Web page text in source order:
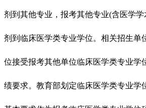
剂到其他专业，报考其他专业(含医学
剂到临床医学类专业学位。相关招生单
位接受报考其他单位临床医学类专业学
绩要求。教育部划定临床医学类专业学